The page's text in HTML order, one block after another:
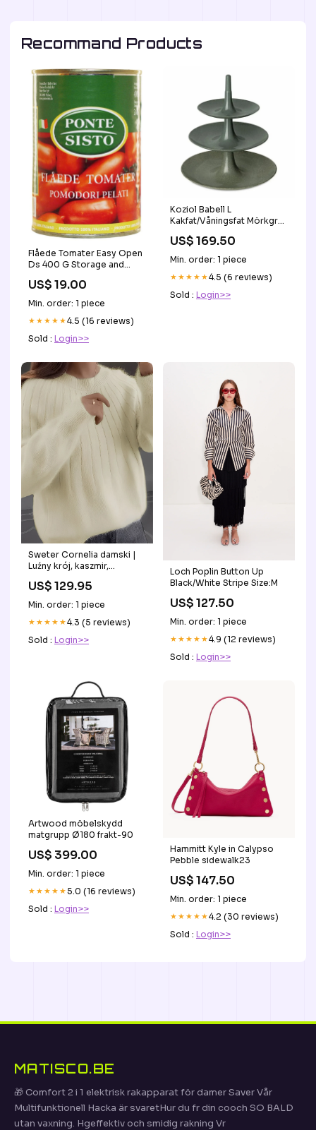
Recommand Products
Flåede Tomater Easy Open
Ds 400 G Storage and
US$ 19.00
Min. order: 1 piece
★★★★★4.5 (16 reviews)
Sold : Login>>
Koziol Babell L
Kakfat/Våningsfat Mörkgrå
US$ 169.50
Min. order: 1 piece
★★★★★4.5 (6 reviews)
Sold : Login>>
Sweter Cornelia damski |
Luźny krój, kaszmir,
style
US$ 129.95
Min. order: 1 piece
★★★★★4.3 (5 reviews)
Sold : Login>>
Loch Poplin Button Up
Black/White Stripe Size:M
US$ 127.50
Min. order: 1 piece
★★★★★4.9 (12 reviews)
Sold : Login>>
Artwood möbelskydd
matgrupp Ø180 frakt-90
US$ 399.00
Min. order: 1 piece
★★★★★5.0 (16 reviews)
Sold : Login>>
Hammitt Kyle in Calypso
Pebble sidewalk23
US$ 147.50
Min. order: 1 piece
★★★★★4.2 (30 reviews)
Sold : Login>>
MATISCO.BE
🎁 Comfort 2 i 1 elektrisk rakapparat för damer Saver Vår
Multifunktionell Hacka är svaretHur du fr din cooch SO BALD
utan vaxning. Hgeffektiv och smidig rakning Vr